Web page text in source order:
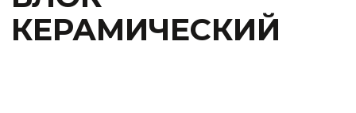
ГЛАВНАЯ
КАТАЛОГ ПОКУПАТЕЛЮ